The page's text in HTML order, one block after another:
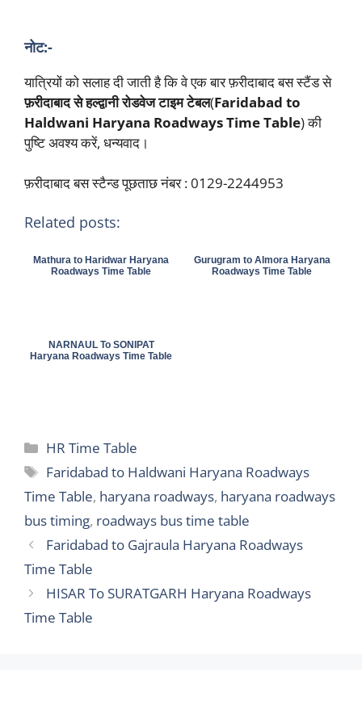
नोट:-
यात्रियों को सलाह दी जाती है कि वे एक बार फ़रीदाबाद बस स्टैंड से
फ़रीदाबाद से हल्द्वानी रोडवेज टाइम टेबल(Faridabad to
Haldwani Haryana Roadways Time Table) की
पुष्टि अवश्य करें, धन्यवाद।
फ़रीदाबाद बस स्टैन्ड पूछताछ नंबर : 0129-2244953
Related posts:
Mathura to Haridwar Haryana
Roadways Time Table
Gurugram to Almora Haryana
Roadways Time Table
NARNAUL To SONIPAT
Haryana Roadways Time Table
Categories
HR Time Table
Tags
Faridabad to Haldwani Haryana Roadways
Time Table, haryana roadways, haryana roadways
bus timing, roadways bus time table
Faridabad to Gajraula Haryana Roadways
Time Table
HISAR To SURATGARH Haryana Roadways
Time Table